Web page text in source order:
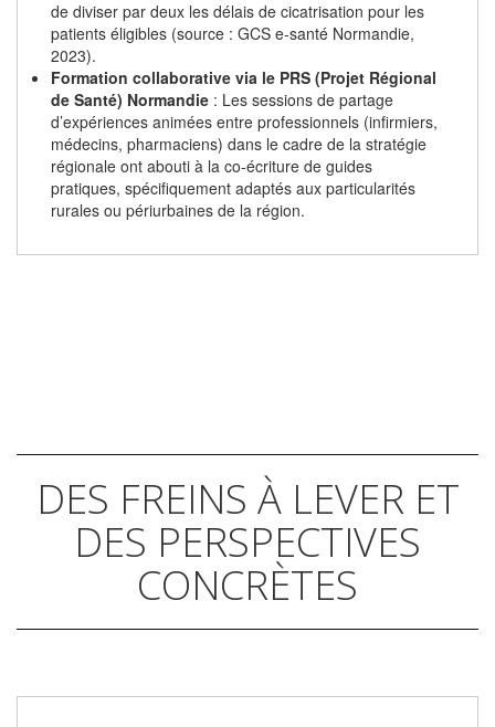
de diviser par deux les délais de cicatrisation pour les
patients éligibles (source : GCS e-santé Normandie,
2023).
Formation collaborative via le PRS (Projet Régional
de Santé) Normandie : Les sessions de partage
d’expériences animées entre professionnels (infirmiers,
médecins, pharmaciens) dans le cadre de la stratégie
régionale ont abouti à la co-écriture de guides
pratiques, spécifiquement adaptés aux particularités
rurales ou périurbaines de la région.
DES FREINS À LEVER ET
DES PERSPECTIVES
CONCRÈTES